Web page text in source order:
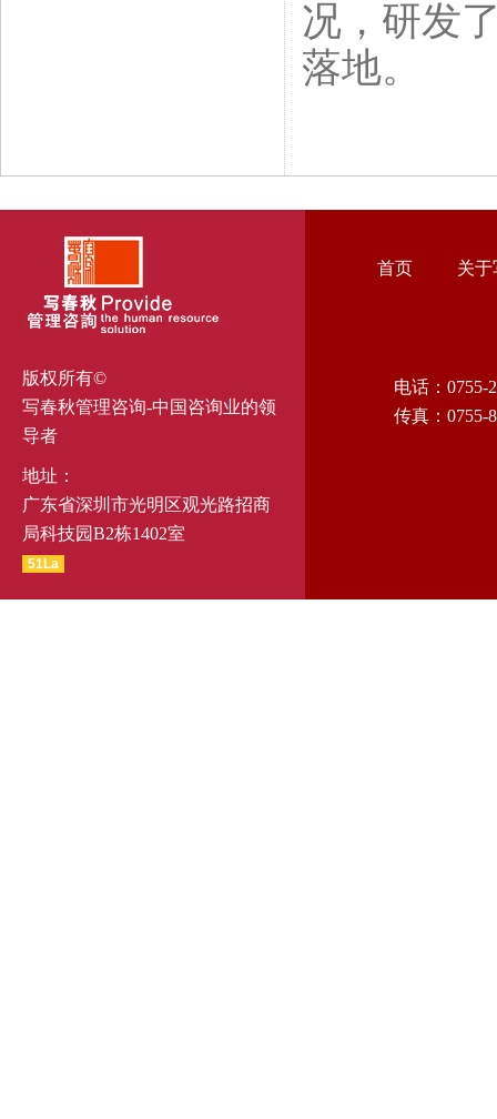
况，研发
落地。
版权所有©
写春秋管理咨询-中国咨询业的领
导者
地址：
广东省深圳市光明区观光路招商
局科技园B2栋1402室
51La
首页 关于
电话：0755-
传真：0755-